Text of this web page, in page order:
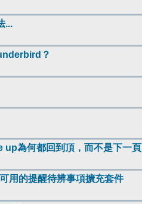
...
？
up為何都回到頂，而不是下一頁
用的提醒待辨事項擴充套件